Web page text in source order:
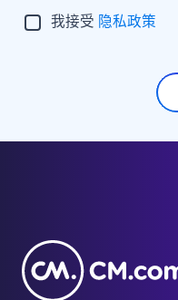
我接受 隐私政策